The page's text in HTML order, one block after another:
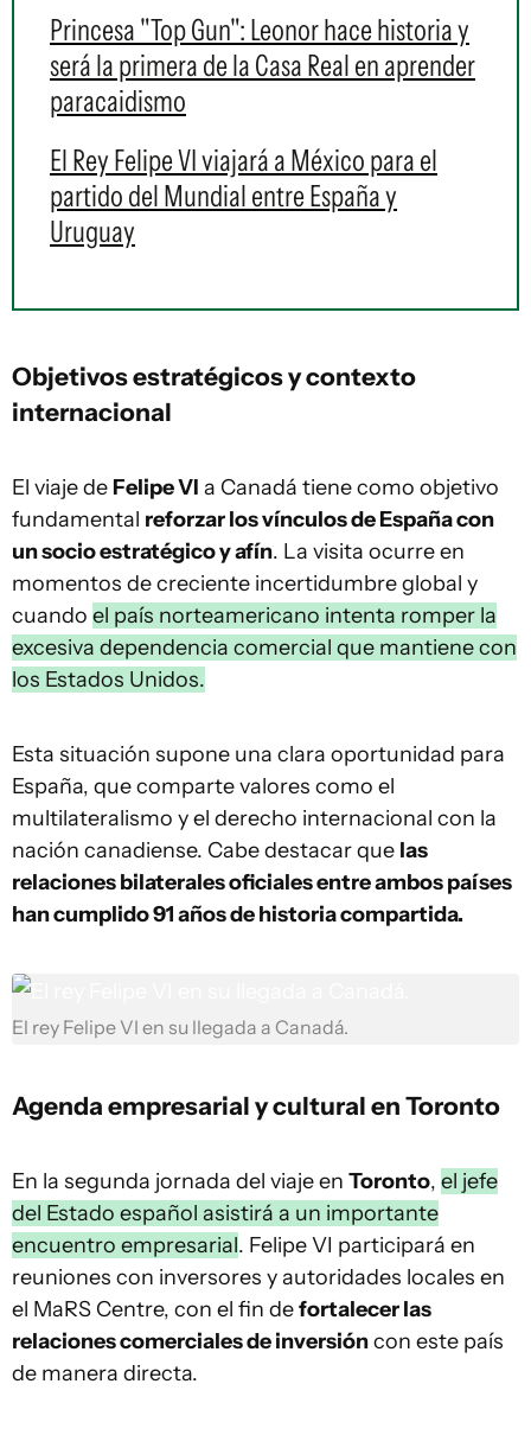
Princesa "Top Gun": Leonor hace historia y
será la primera de la Casa Real en aprender
paracaidismo
El Rey Felipe VI viajará a México para el
partido del Mundial entre España y
Uruguay
Objetivos estratégicos y contexto
internacional
El viaje de Felipe VI a Canadá tiene como objetivo
fundamental reforzar los vínculos de España con
un socio estratégico y afín. La visita ocurre en
momentos de creciente incertidumbre global y
cuando el país norteamericano intenta romper la
excesiva dependencia comercial que mantiene con
los Estados Unidos.
Esta situación supone una clara oportunidad para
España, que comparte valores como el
multilateralismo y el derecho internacional con la
nación canadiense. Cabe destacar que las
relaciones bilaterales oficiales entre ambos países
han cumplido 91 años de historia compartida.
El rey Felipe VI en su llegada a Canadá.
Agenda empresarial y cultural en Toronto
En la segunda jornada del viaje en Toronto, el jefe
del Estado español asistirá a un importante
encuentro empresarial. Felipe VI participará en
reuniones con inversores y autoridades locales en
el MaRS Centre, con el fin defortalecer las
relaciones comerciales de inversióncon este país
de manera directa.